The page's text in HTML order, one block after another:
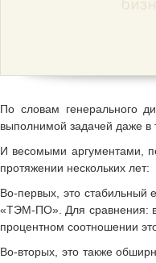
По словам генерального
выполнимой задачей даже в
И весомыми аргументами,
протяжении нескольких лет:
Во-первых, это стабильный
«ТЭМ-ПО». Для сравнения:
процентном соотношении
Во-вторых, это также